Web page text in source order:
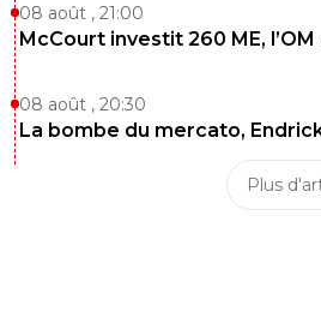
08 août , 21:00
McCourt investit 260 ME,
08 août , 20:30
La bombe du mercato,
Plus